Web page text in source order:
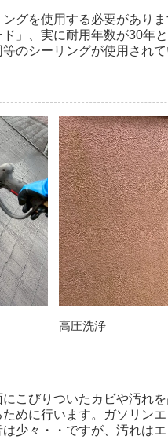
グを使用する必要があり
」、実に耐用年数が30年
のシーリングが使用されて
高圧洗浄
こびりついたカビや汚れ
めに行います。ガソリン
少々・・ですが、汚れは